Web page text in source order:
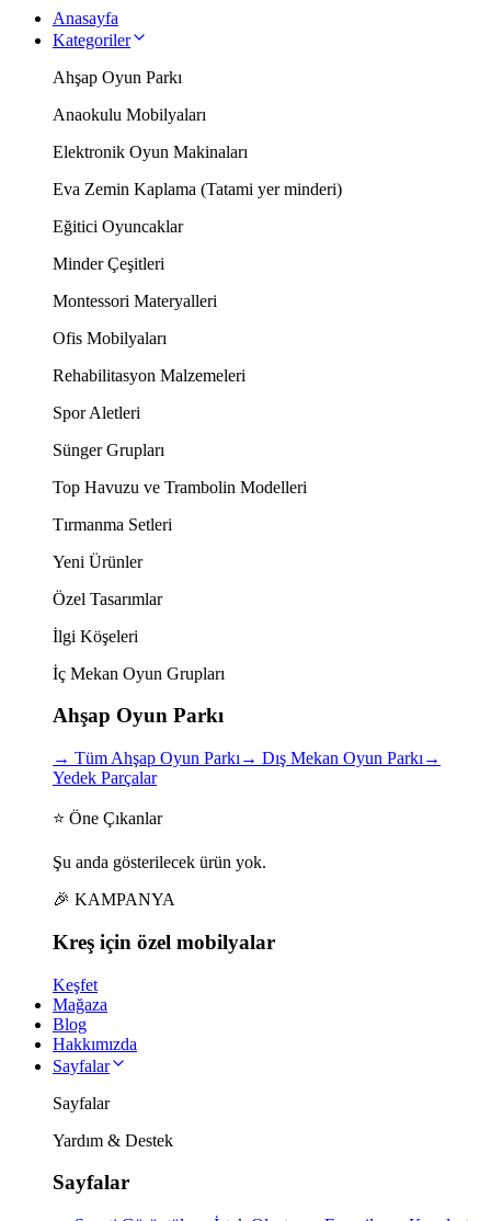
Anasayfa
Kategoriler
Ahşap Oyun Parkı
Anaokulu Mobilyaları
Elektronik Oyun Makinaları
Eva Zemin Kaplama (Tatami yer minderi)
Eğitici Oyuncaklar
Minder Çeşitleri
Montessori Materyalleri
Ofis Mobilyaları
Rehabilitasyon Malzemeleri
Spor Aletleri
Sünger Grupları
Top Havuzu ve Trambolin Modelleri
Tırmanma Setleri
Yeni Ürünler
Özel Tasarımlar
İlgi Köşeleri
İç Mekan Oyun Grupları
Ahşap Oyun Parkı
→ Tüm Ahşap Oyun Parkı → Dış Mekan Oyun Parkı →
Yedek Parçalar
⭐ Öne Çıkanlar
Şu anda gösterilecek ürün yok.
🎉 KAMPANYA
Kreş için özel mobilyalar
Keşfet
Mağaza
Blog
Hakkımızda
Sayfalar
Sayfalar
Yardım & Destek
Sayfalar